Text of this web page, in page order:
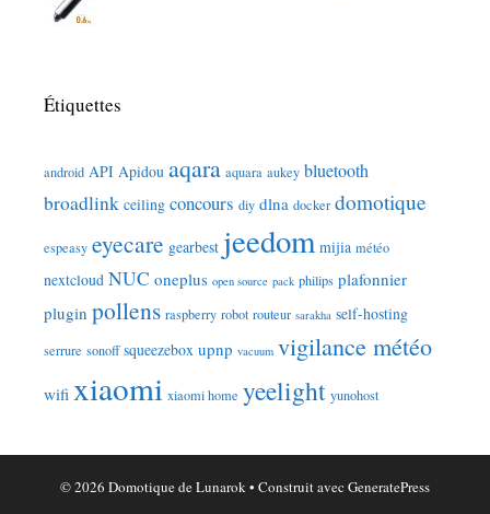
Étiquettes
android API Apidou aqara aquara aukey bluetooth
broadlink ceiling concours diy dlna docker domotique
espeasy eyecare gearbest jeedom mijia météo
nextcloud NUC oneplus open source pack philips plafonnier
plugin pollens raspberry robot routeur sarakha self-hosting
serrure sonoff squeezebox upnp vacuum vigilance météo
wifi xiaomi xiaomi home yeelight yunohost
© 2026 Domotique de Lunarok• Construit avec GeneratePress